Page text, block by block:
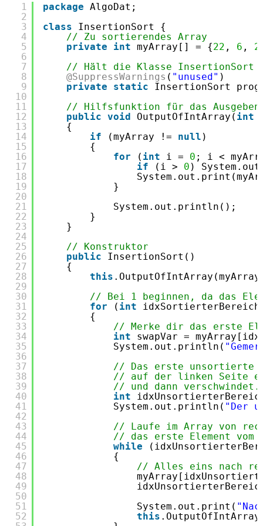
1
2
3
4
5
6
7
8
9
10
11
12
13
14
15
16
17
18
19
20
21
22
23
24
25
26
27
28
29
30
31
32
33
34
35
36
37
38
39
40
41
42
43
44
45
46
47
48
49
50
51
52
package AlgoDat;
class
InsertionSort {
// Zu sortierendes Array
private
int myArray[] = {22 , 6 , 2
// Hält die Klasse InsertionSort
@SuppressWarnings ( "unused" )
private
static
InsertionSort
// Hilfsfunktion für das Ausgeben
public void OutputOfIntArray( int
{
if
(myArray != null )
{
for
( int i = 0 ; i <
if
(i > 0 )
}
System.out.println();
}
}
// Konstruktor
public
InsertionSort()
{
this
// Bei 1 beginnen, da das
for
( int
{
// Merke dir das erste
int
swapVar =
System.out.println(
// Das erste unsortierte
// auf der linken Seite
// und dann verschwindet.
int
System.out.println( "Der
// Laufe im Array von
// das erste Element
while
{
// Alles eins nach
System.out.print(
this